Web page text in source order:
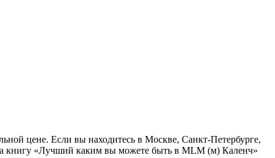
цене. Если вы находитесь в Москве, Санкт-Петербурге,
книгу «Лучший каким вы можете быть в MLM (м) Каленч»